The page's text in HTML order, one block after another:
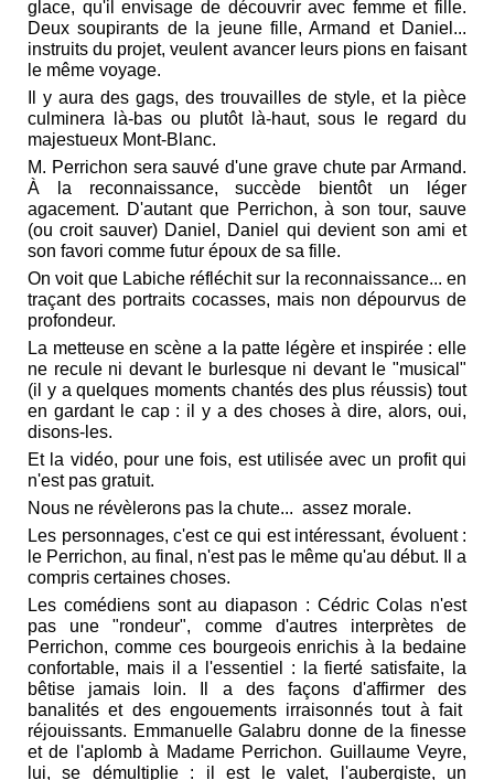
glace, qu'il envisage de découvrir avec femme et fille.
Deux soupirants de la jeune fille, Armand et Daniel...
instruits du projet, veulent avancer leurs pions en faisant
le même voyage.
Il y aura des gags, des trouvailles de style, et la pièce
culminera là-bas ou plutôt là-haut, sous le regard du
majestueux Mont-Blanc.
M. Perrichon sera sauvé d'une grave chute par Armand.
À la reconnaissance, succède bientôt un léger
agacement. D'autant que Perrichon, à son tour, sauve
(ou croit sauver) Daniel, Daniel qui devient son ami et
son favori comme futur époux de sa fille.
On voit que Labiche réfléchit sur la reconnaissance... en
traçant des portraits cocasses, mais non dépourvus de
profondeur.
La metteuse en scène a la patte légère et inspirée : elle
ne recule ni devant le burlesque ni devant le "musical"
(il y a quelques moments chantés des plus réussis) tout
en gardant le cap : il y a des choses à dire, alors, oui,
disons-les.
Et la vidéo, pour une fois, est utilisée avec un profit qui
n'est pas gratuit.
Nous ne révèlerons pas la chute... assez morale.
Les personnages, c'est ce qui est intéressant, évoluent :
le Perrichon, au final, n'est pas le même qu'au début. Il a
compris certaines choses.
Les comédiens sont au diapason : Cédric Colas n'est
pas une "rondeur", comme d'autres interprètes de
Perrichon, comme ces bourgeois enrichis à la bedaine
confortable, mais il a l'essentiel : la fierté satisfaite, la
bêtise jamais loin. Il a des façons d'affirmer des
banalités et des engouements irraisonnés tout à fait
réjouissants. Emmanuelle Galabru donne de la finesse
et de l'aplomb à Madame Perrichon. Guillaume Veyre,
lui, se démultiplie : il est le valet, l'aubergiste, un